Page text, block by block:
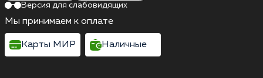
Версия для слабовидящих
Мы принимаем к оплате
Карты МИР Наличные